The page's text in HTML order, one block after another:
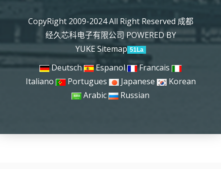
CopyRight 2009-2024 All Right Reserved 成都
经久芯科电子有限公司POWERED BY
YUKESitemap 51La
Deutsch Espanol
Francais
Italiano
Portugues Japanese
Korean
Arabic
Russian